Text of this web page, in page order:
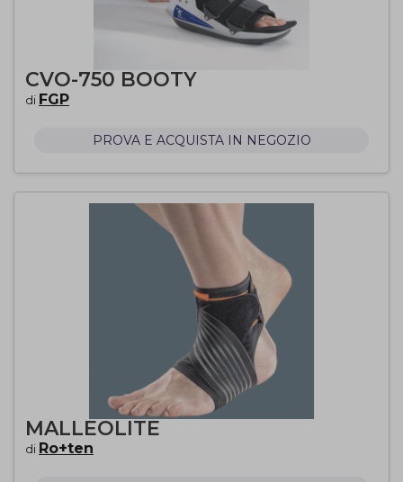
CVO-750 BOOTY
di FGP
PROVA E ACQUISTA IN NEGOZIO
MALLEOLITE
di Ro+ten